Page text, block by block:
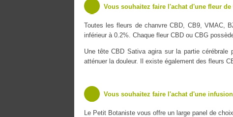
Vous souhaitez faire l'achat d'une fleur de
Toutes les fleurs de chanvre CBD, CB9, VMAC,
inférieur à 0.2%. Chaque fleur CBD ou CBG
Une tête CBD Sativa agira sur la partie
atténuer la douleur. Il existe également des fleurs
Vous souhaitez faire l'achat d'une
Le Petit Botaniste vous offre un large panel de